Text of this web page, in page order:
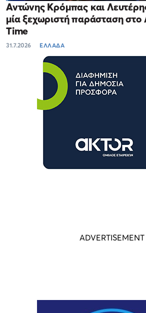
Αντώνης Κρόμπας και
μία ξεχωριστή παράσταση
Time
31.7.2026 ΕΛΛΑΔΑ